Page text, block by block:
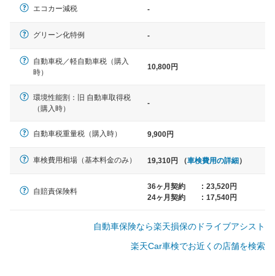
ノア、セレナ、プリウス、カロー
ラ、ステップワゴン など
大型車
スター、ハイエースワゴン、デリ
エコカー減税 -
グリーン化特例 -
自動車税／軽自動車税（購入
時）
10,800円
環境性能割：旧 自動車取得税
（購入時）
-
自動車税重量税（購入時） 9,900円
車検費用相場（基本料金のみ） 19,310円 （車検費用の詳細）
自賠責保険料
36ヶ月契約 : 23,520円
24ヶ月契約
: 17,540円
自動車保険なら楽天損保のドライブアシスト
楽天Car車検でお近くの店舗を検索